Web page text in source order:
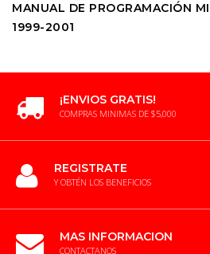
MANUAL DE PROGRAMACIÓN
1999-2001
¡ENVIOS GRATIS!
COMPRAS MINIMAS DE $5,000
REGISTRATE
Y OBTÉN LOS BENEFICIOS
MAS INFORMACION
CONTACTANOS